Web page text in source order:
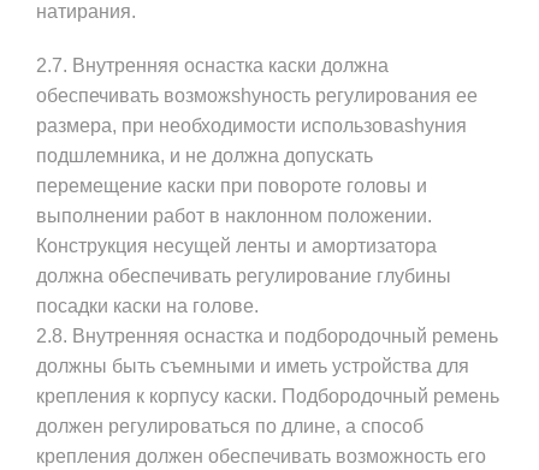
натирания.
2.7. Внутренняя оснастка каски должна
обеспечивать возможshyность регулирования ее
размера, при необходимости использоваshyния
подшлемника, и не должна допускать
перемещение каски при повороте головы и
выполнении работ в наклонном положении.
Конструкция несущей ленты и амортизатора
должна обеспечивать регулирование глубины
посадки каски на голове.
2.8. Внутренняя оснастка и подбородочный ремень
должны быть съемными и иметь устройства для
крепления к корпусу каски. Подбородочный ремень
должен регулироваться по длине, а способ
крепления должен обеспечивать возможность его